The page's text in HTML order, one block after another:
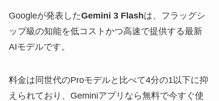
Googleが発表したGemini 3 Flashは、フラッグシ
ップ級の知能を低コストかつ高速で提供する最新
AIモデルです。
料金は同世代のProモデルと比べて4分の1以下に抑
えられており、Geminiアプリなら無料で今すぐ使